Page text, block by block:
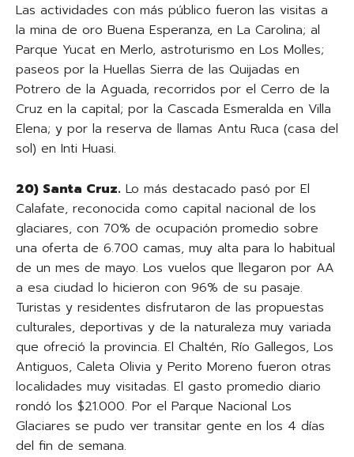
Las actividades con más público fueron las visitas a
la mina de oro Buena Esperanza, en La Carolina; al
Parque Yucat en Merlo, astroturismo en Los Molles;
paseos por la Huellas Sierra de las Quijadas en
Potrero de la Aguada, recorridos por el Cerro de la
Cruz en la capital; por la Cascada Esmeralda en Villa
Elena; y por la reserva de llamas Antu Ruca (casa del
sol) en Inti Huasi.
20) Santa Cruz. Lo más destacado pasó por El
Calafate, reconocida como capital nacional de los
glaciares, con 70% de ocupación promedio sobre
una oferta de 6.700 camas, muy alta para lo habitual
de un mes de mayo. Los vuelos que llegaron por AA
a esa ciudad lo hicieron con 96% de su pasaje.
Turistas y residentes disfrutaron de las propuestas
culturales, deportivas y de la naturaleza muy variada
que ofreció la provincia. El Chaltén, Río Gallegos, Los
Antiguos, Caleta Olivia y Perito Moreno fueron otras
localidades muy visitadas. El gasto promedio diario
rondó los $21.000. Por el Parque Nacional Los
Glaciares se pudo ver transitar gente en los 4 días
del fin de semana.